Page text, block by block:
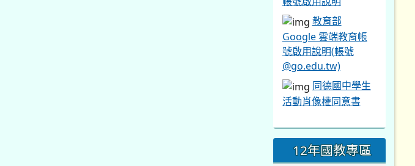
教育部
Google 雲端教育帳
號啟用說明(帳號
@go.edu.tw)
同德國中學生
活動肖像權同意書
12年國教專區